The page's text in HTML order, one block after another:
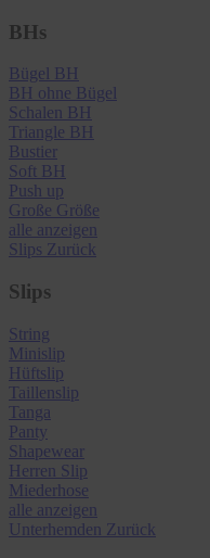
BHs
Bügel BH
BH ohne Bügel
Schalen BH
Triangle BH
Bustier
Soft BH
Push up
Große Größe
alle anzeigen
Slips Zurück
Slips
String
Minislip
Hüftslip
Taillenslip
Tanga
Panty
Shapewear
Herren Slip
Miederhose
alle anzeigen
Unterhemden Zurück